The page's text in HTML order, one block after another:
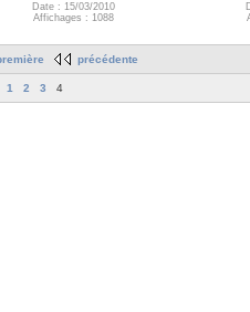
Date : 15/03/2010
Affichages : 1088
précédente
1 2 3 4